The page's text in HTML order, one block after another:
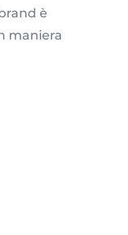
è
maniera